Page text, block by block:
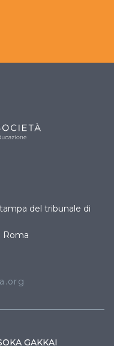
del tribunale di
Roma
GAKKAI